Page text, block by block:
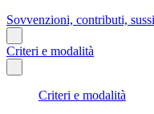
Sovvenzioni, contributi,
Criteri e modalità
Criteri e modalità